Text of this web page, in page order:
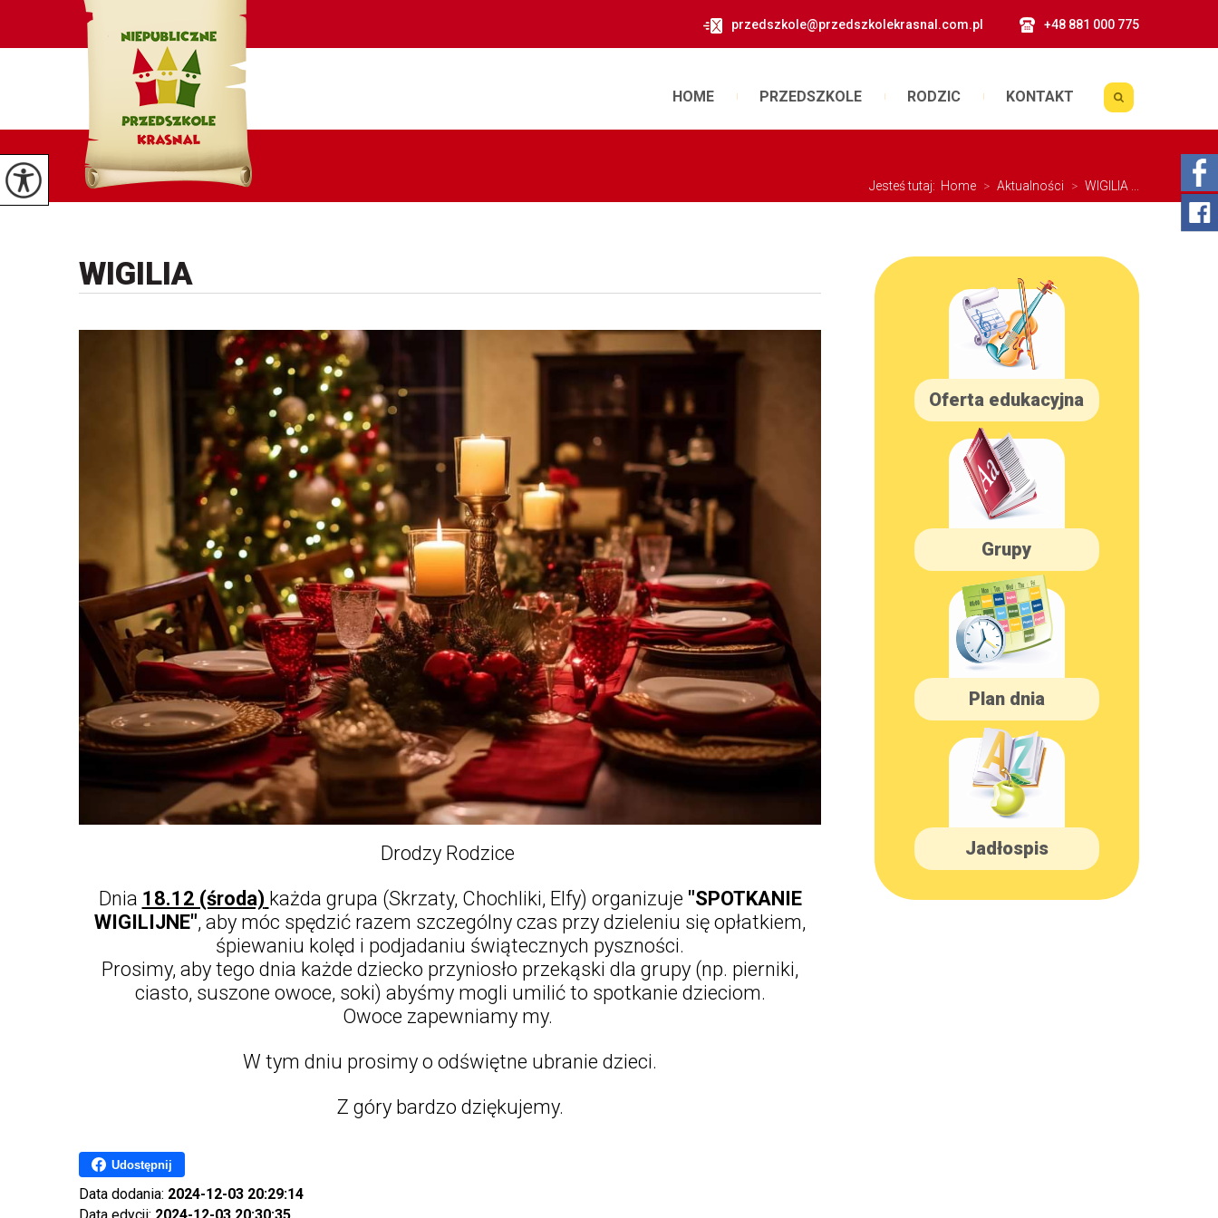
przedszkole@przedszkolekrasnal.com.pl +48 881 000 775
HOME PRZEDSZKOLE RODZIC KONTAKT
Jesteś tutaj: Home > Aktualności > WIGILIA ...
WIGILIA
Drodzy Rodzice
Dnia 18.12 (środa) każda grupa (Skrzaty, Chochliki, Elfy) organizuje "SPOTKANIE
WIGILIJNE", aby móc spędzić razem szczególny czas przy dzieleniu się opłatkiem,
śpiewaniu kolęd i podjadaniu świątecznych pyszności.
Prosimy, aby tego dnia każde dziecko przyniosło przekąski dla grupy (np. pierniki,
ciasto, suszone owoce, soki) abyśmy mogli umilić to spotkanie dzieciom.
Owoce zapewniamy my.
W tym dniu prosimy o odświętne ubranie dzieci.
Z góry bardzo dziękujemy.
Udostępnij
Data dodania: 2024-12-03 20:29:14
Oferta edukacyjna
Grupy
Plan dnia
Jadłospis